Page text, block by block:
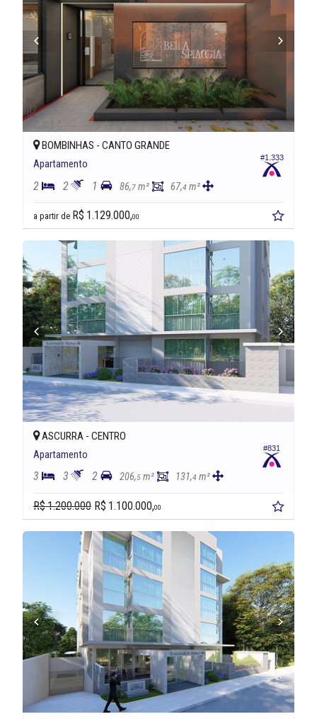
#1.333
BOMBINHAS - CANTO GRANDE
Apartamento
2 2 1 86,7 m² 67,4 m²
a partir de R$ 1.129.000,00
#831
ASCURRA - CENTRO
Apartamento
3 3 2 206,5 m² 131,4 m²
R$ 1.200.000 R$ 1.100.000,00